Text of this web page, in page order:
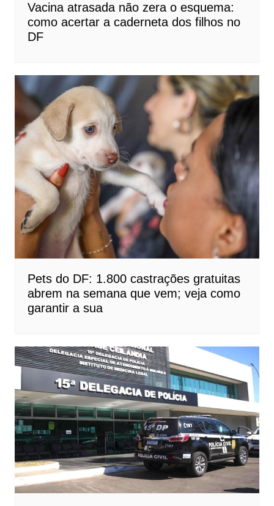
Vacina atrasada não zera o esquema:
como acertar a caderneta dos filhos no
DF
Pets do DF: 1.800 castrações gratuitas
abrem na semana que vem; veja como
garantir a sua